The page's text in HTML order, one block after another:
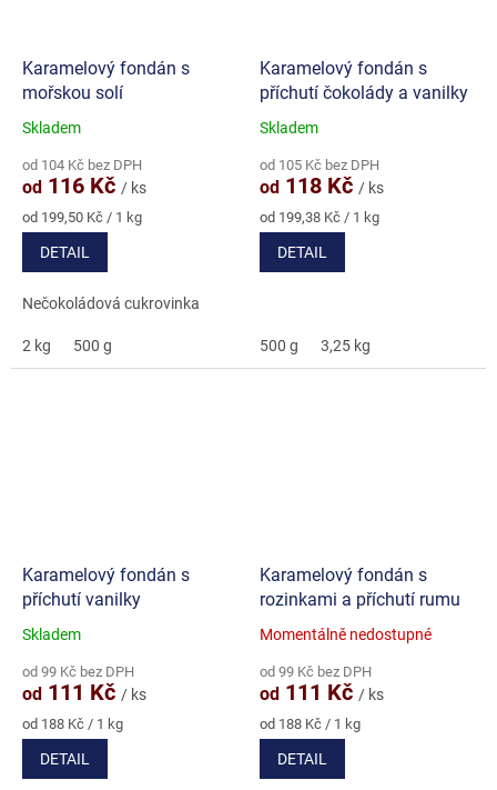
Karamelový fondán s
mořskou solí
Průměrné
produktu
je
5,0
z
Skladem
od 104 Kč bez DPH
od 116 Kč / ks
Měrná
cena:
od 199,50 Kč / 1 kg
DETAIL
Nečokoládová cukrovinka
2 kg 500 g
Karamelový fondán s
příchutí čokolády a vanilky
Průměrné
produktu
je
5,0
z
Skladem
od 105 Kč bez DPH
od 118 Kč / ks
Měrná
cena:
od 199,38 Kč / 1 kg
DETAIL
500 g 3,25 kg
Karamelový fondán s
příchutí vanilky
Průměrné
produktu
je
5,0
z
hvězdiček.
Skladem
od 99 Kč bez DPH
od 111 Kč / ks
Měrná
cena:
od 188 Kč / 1 kg
DETAIL
Karamelový fondán s
rozinkami a příchutí rumu
Průměrné
produktu
je
5,0
z
hvězdiček.
Momentálně nedostupné
od 99 Kč bez DPH
od 111 Kč / ks
Měrná
cena:
od 188 Kč / 1 kg
DETAIL